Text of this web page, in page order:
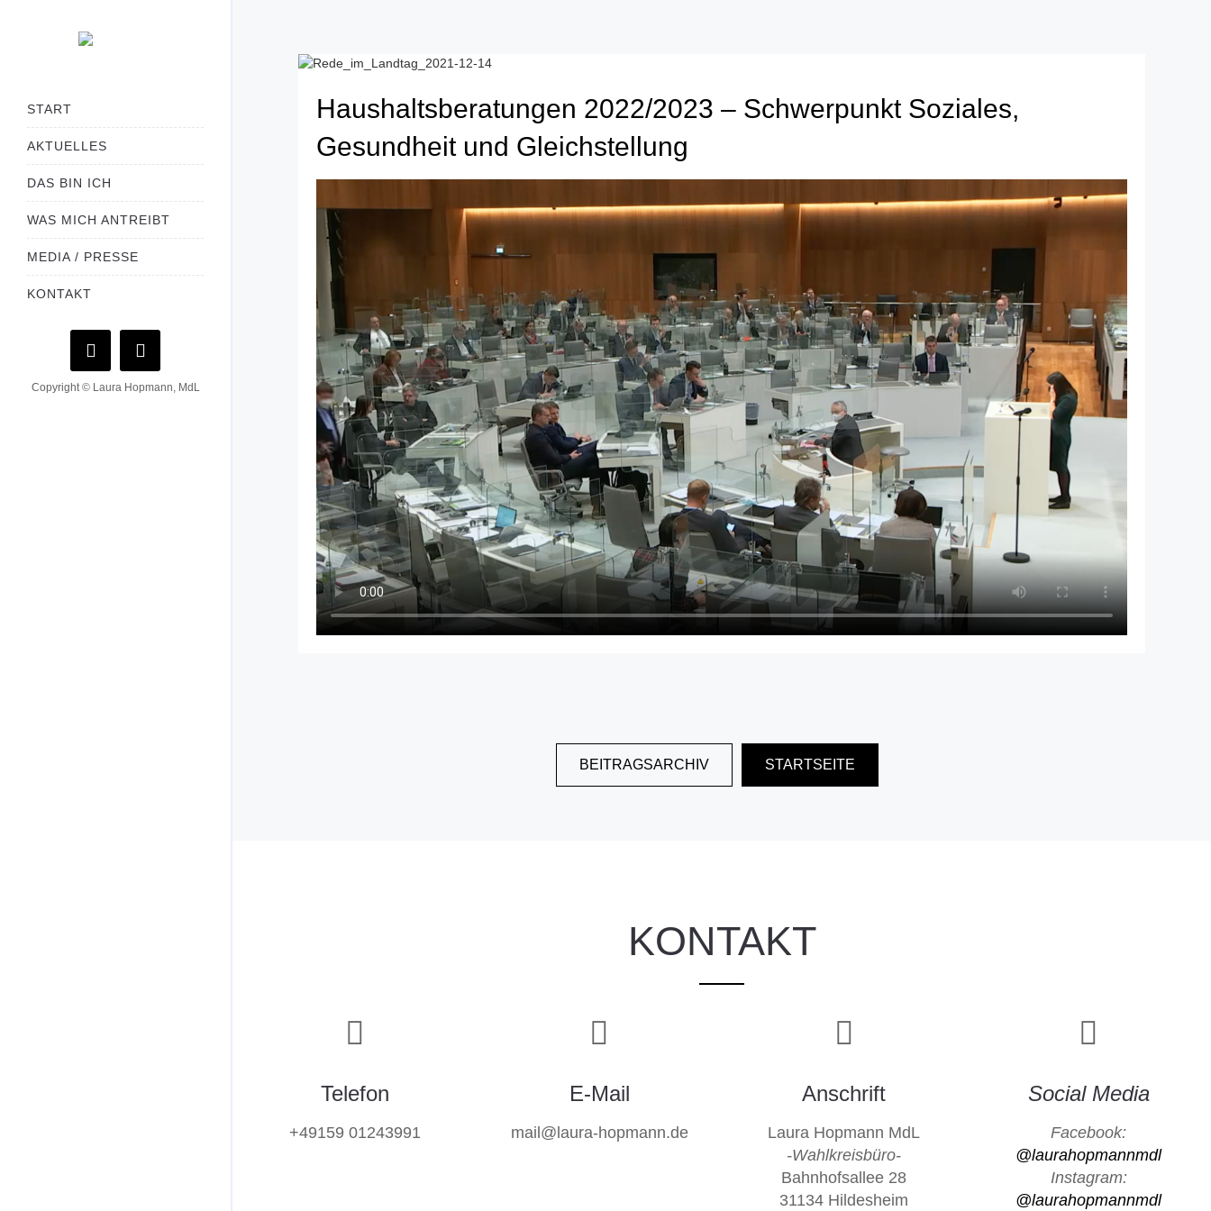
START
AKTUELLES
DAS BIN ICH
WAS MICH ANTREIBT
MEDIA / PRESSE
KONTAKT
Copyright © Laura Hopmann, MdL
Haushaltsberatungen 2022/2023 – Schwerpunkt Soziales,
Gesundheit und Gleichstellung
BEITRAGSARCHIV STARTSEITE
KONTAKT
Telefon
+49159 01243991
E-Mail
mail@laura-hopmann.de
Anschrift
Laura Hopmann MdL
-Wahlkreisbüro-
Bahnhofsallee 28
31134 Hildesheim
Social Media
Facebook:
@laurahopmannmdl
Instagram:
@laurahopmannmdl